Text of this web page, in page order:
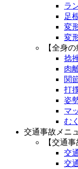
ラ
足
変
変
【全身の
捻
肉
関
打
姿
マ
む
交通事故メニ
【交通
交
交